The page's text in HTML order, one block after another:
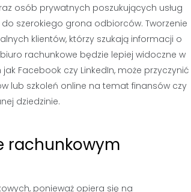
osób prywatnych poszukujących usług
szerokiego grona odbiorców. Tworzenie
klientów, którzy szukają informacji o
rachunkowe będzie lepiej widoczne w
Facebook czy LinkedIn, może przyczynić
lub szkoleń online na temat finansów czy
dziedzinie.
rachunkowym
ponieważ opiera się na